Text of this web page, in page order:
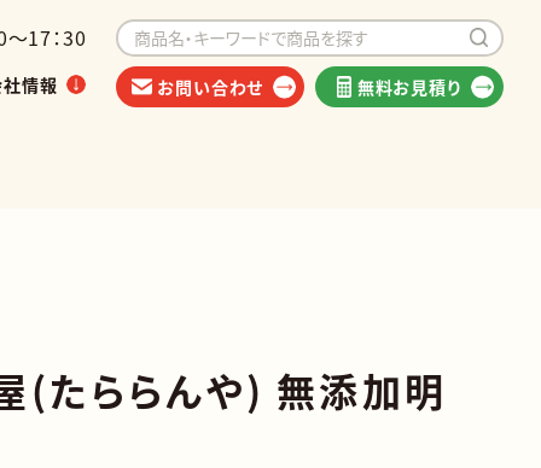
17：30
情報 お問い合わせ 無料お見積り
(たららんや) 無添加明